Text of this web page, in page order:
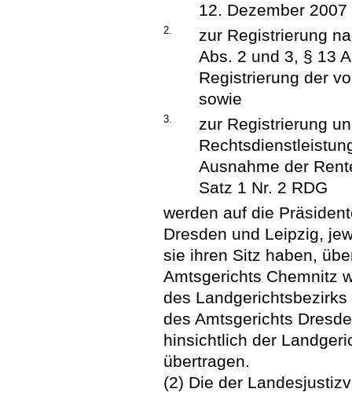
12. Dezember
2.
zur Registrierung
Abs. 2 und 3, § 13
Registrierung der
sowie
3.
zur Registrierung
Ausnahme der
Satz 1 Nr. 2 RDG
werden auf die
Dresden und Leipzig,
sie ihren Sitz haben,
Amtsgerichts Chemnitz
des
des Amtsgerichts
hinsichtlich der
übertragen.
(2) Die der